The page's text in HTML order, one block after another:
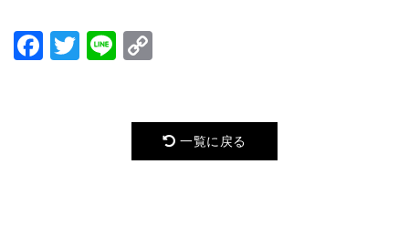
Facebook
Twitter
Line
一覧に戻る